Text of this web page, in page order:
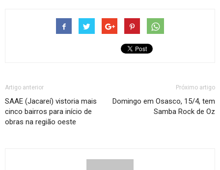
Artigo anterior
SAAE (Jacareí) vistoria mais
cinco bairros para início de
obras na região oeste
Próximo artigo
Domingo em Osasco, 15/4, tem
Samba Rock de Oz